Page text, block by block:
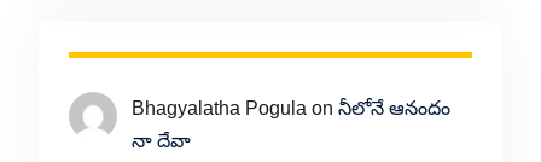
Bhagyalatha Pogula on నీలోనే ఆనందం
నా దేవా